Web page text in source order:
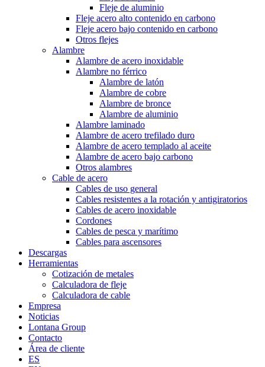
Fleje de aluminio
Fleje acero alto contenido en carbono
Fleje acero bajo contenido en carbono
Otros flejes
Alambre
Alambre de acero inoxidable
Alambre no férrico
Alambre de latón
Alambre de cobre
Alambre de bronce
Alambre de aluminio
Alambre laminado
Alambre de acero trefilado duro
Alambre de acero templado al aceite
Alambre de acero bajo carbono
Otros alambres
Cable de acero
Cables de uso general
Cables resistentes a la rotación y antigiratorios
Cables de acero inoxidable
Cordones
Cables de pesca y marítimo
Cables para ascensores
Descargas
Herramientas
Cotización de metales
Calculadora de fleje
Calculadora de cable
Empresa
Noticias
Lontana Group
Contacto
Área de cliente
ES